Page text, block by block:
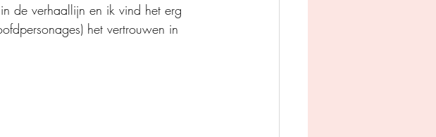
de verhaallijn en ik vind het erg
het vertrouwen in